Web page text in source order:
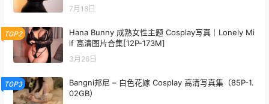
7月18日
TOP2
Hana Bunny 成熟女性主题 Cosplay写真｜Lonely Mi
lf 高清图片合集[12P-173M]
3月26日
TOP3
Bangni邦尼 – 白色花嫁 Cosplay 高清写真集（85P-1.
02GB）